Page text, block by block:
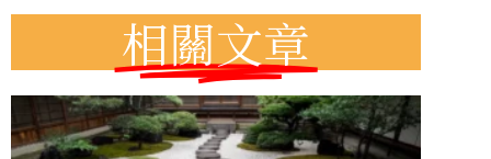
相關文章